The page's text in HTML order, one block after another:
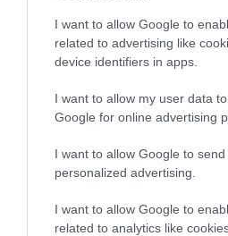
I want to allow Google to
related to advertising like
device identifiers in apps.
I want to allow my user data
Google for online advertising
I want to allow Google to send
personalized advertising.
I want to allow Google to
related to analytics like
Εύβοια: Γυναίκα έπεσε θύμα
για τρακτέρ που δεν
07.08.2026 | 21:20